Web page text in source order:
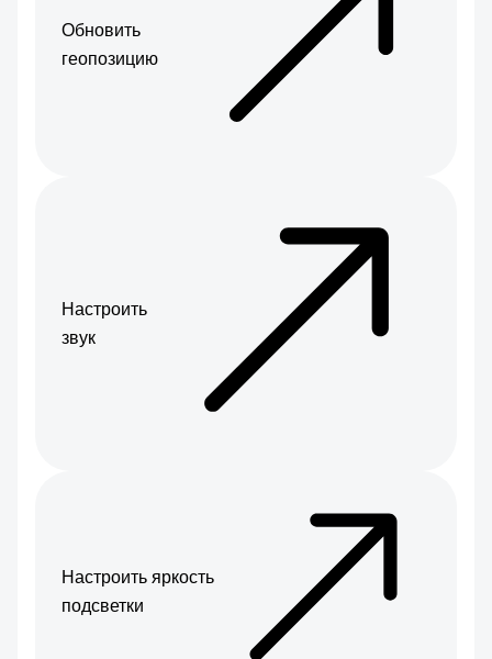
Обновить
геопозицию
Настроить
звук
Настроить яркость
подсветки